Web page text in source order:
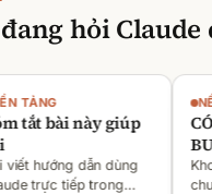
hỏiClaude
TẢNG
tắt bài này giúp
hướng dẫn dùng
trực tiếp trong
NỀN
CÓ
Kho
chưa